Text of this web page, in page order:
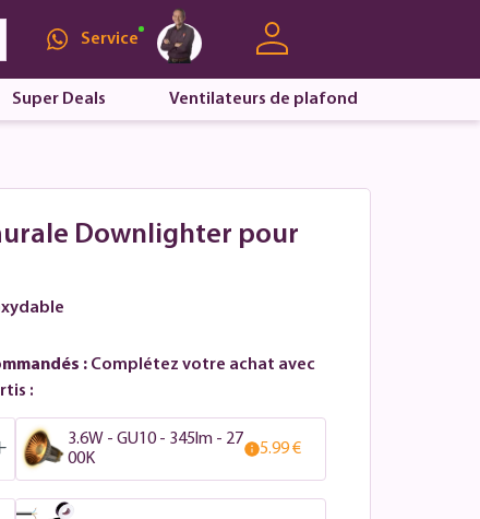
Service
Super Deals Ventilateurs de plafond
Downlighter pour
: Complétez votre achat avec
:
3.6W - GU10 - 345lm - 27
00K
5.99 €